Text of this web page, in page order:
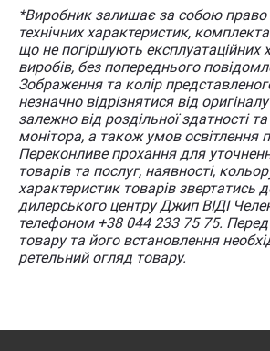
*Виробник залишає за собою право
технічних характеристик,
що не погіршують експлуатаційних
виробів, без попереднього
Зображення та колір
незначно відрізнятися від оригіналу
залежно від роздільної здатності
монітора, а також умов освітлення
Переконливе прохання для
товарів та послуг, наявності,
характеристик товарів звертатись
дилерського центру Джип ВІДІ
телефоном +38 044 233 75 75.
товару та його встановлення
ретельний огляд товару.